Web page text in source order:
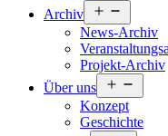
Archiv
öffnen
News-Archiv
Projekt-Archiv
Über uns
öffnen
Konzept
Geschichte